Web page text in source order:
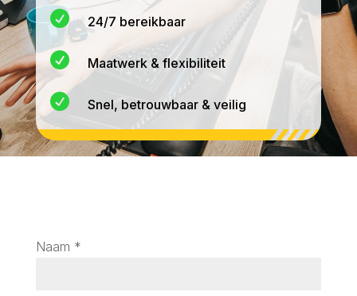
 24/7 bereikbaar
 Maatwerk & flexibiliteit
 Snel, betrouwbaar & veilig
Naam *